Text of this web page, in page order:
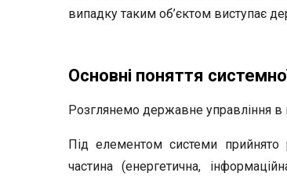
випадку таким об’єктом виступає
Основні поняття
Розглянемо державне управління в
Під елементом системи прийнято
частина (енергетична,